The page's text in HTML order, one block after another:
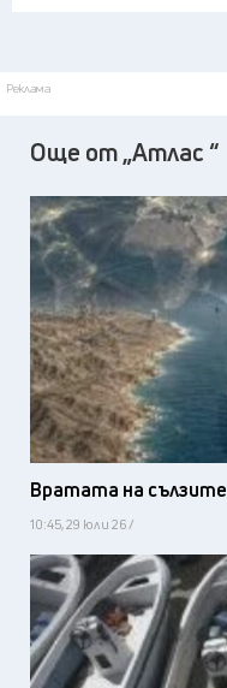
Реклама
Още от „Атлас “
Вратата на сълзите
10:45, 29 юли 26 /